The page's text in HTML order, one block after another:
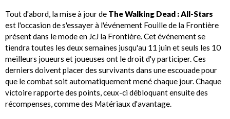
Tout d'abord, la mise à jour de The Walking Dead : All-Stars
est l'occasion de s'essayer à l'événement Fouille de la Frontière
présent dans le mode en JcJ la Frontière. Cet événement se
tiendra toutes les deux semaines jusqu'au 11 juin et seuls les 10
meilleurs joueurs et joueuses ont le droit d'y participer. Ces
derniers doivent placer des survivants dans une escouade pour
que le combat soit automatiquement mené chaque jour. Chaque
victoire rapporte des points, ceux-ci débloquant ensuite des
récompenses, comme des Matériaux d'avantage.